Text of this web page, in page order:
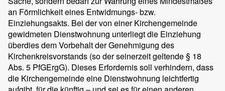
an Förmlichkeit eines Entwidmungs- bzw.
Einziehungsakts. Bei der von einer Kirchengemeinde
gewidmeten Dienstwohnung unterliegt die Einziehung
überdies dem Vorbehalt der Genehmigung des
Kirchenkreisvorstands (so der seinerzeit geltende § 18
Abs. 5 PfGErgG). Dieses Erfordernis soll verhindern, dass
die Kirchengemeinde eine Dienstwohnung leichtfertig